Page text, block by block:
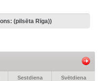
Sestdiena Svētdiena